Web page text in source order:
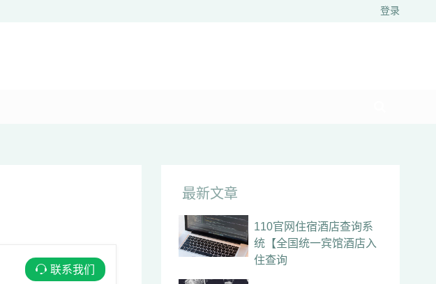
登录
联系我们
最新文章
110官网住宿酒店查询系
统【全国统一宾馆酒店入
住查询